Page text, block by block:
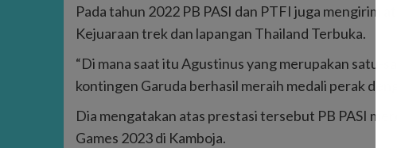
Pada tahun 2022 PB PASI dan PTFI juga mengirim
Kejuaraan trek dan lapangan Thailand Terbuka.
“Di mana saat itu Agustinus yang merupakan satu-
kontingen Garuda berhasil meraih medali perak
Dia mengatakan atas prestasi tersebut PB PASI
Games 2023 di Kamboja.